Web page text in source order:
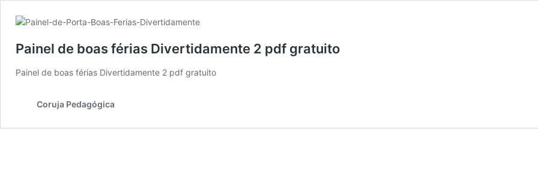
Painel de boas férias Divertidamente 2 pdf gratuito
Painel de boas férias Divertidamente 2 pdf gratuito
Coruja Pedagógica